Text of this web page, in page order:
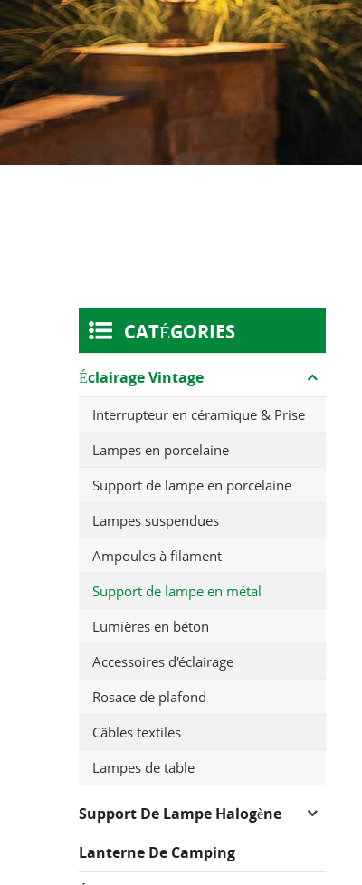
CATÉGORIES
Éclairage Vintage
Interrupteur en céramique & Prise
Lampes en porcelaine
Support de lampe en porcelaine
Lampes suspendues
Ampoules à filament
Support de lampe en métal
Lumières en béton
Accessoires d'éclairage
Rosace de plafond
Câbles textiles
Lampes de table
Support De Lampe Halogène
Lanterne De Camping